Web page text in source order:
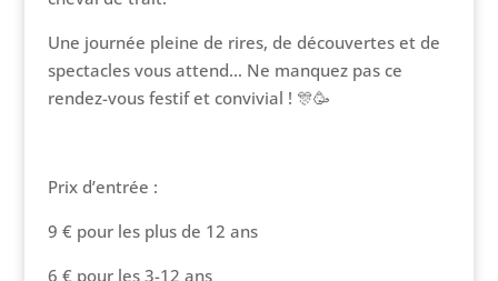
Une journée pleine de rires, de découvertes et de
spectacles vous attend… Ne manquez pas ce
rendez-vous festif et convivial ! 🎊🥳
Prix d’entrée :
9 € pour les plus de 12 ans
6 € pour les 3-12 ans